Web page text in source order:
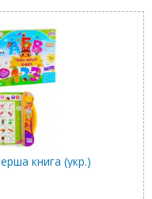
книга (укр.)